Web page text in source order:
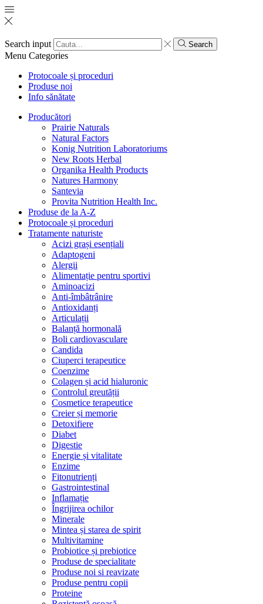
Search input Search
Menu Categories
Protocoale și proceduri
Produse noi
Info sănătate
Producători
Prairie Naturals
Natural Factors
Konig Nutrition Laboratoriums
New Roots Herbal
Organika Health Products
Natures Harmony
Santevia
Provita Nutrition Health Inc.
Produse de la A-Z
Protocoale și proceduri
Tratamente naturiste
Acizi grași esențiali
Adaptogeni
Alergii
Alimentație pentru sportivi
Aminoacizi
Anti-îmbâtrânire
Antioxidanți
Articulații
Balanță hormonală
Boli cardiovasculare
Candida
Ciuperci terapeutice
Coenzime
Colagen și acid hialuronic
Controlul greutății
Cosmetice terapeutice
Creier și memorie
Detoxifiere
Diabet
Digestie
Energie și vitalitate
Enzime
Fitonutrienți
Gastrointestinal
Inflamație
Îngrijirea ochilor
Minerale
Mintea și starea de spirit
Multivitamine
Probiotice și prebiotice
Produse de specialitate
Produse noi si reavizate
Produse pentru copii
Proteine